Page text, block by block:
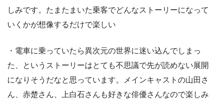
しみです。たまたまいた乗客でどんなストーリーになって
いくかが想像するだけで楽しい
・電車に乗っていたら異次元の世界に迷い込んでしまっ
た、というストーリーはとても不思議で先が読めない展開
になりそうだなと思っています。メインキャストの山田さ
ん、赤楚さん、上白石さんも好きな俳優さんなので楽しみ